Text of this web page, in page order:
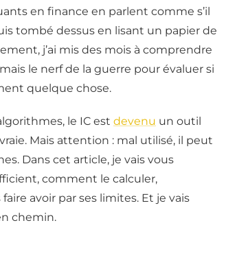
en finance en parlent comme s’il
tombé dessus en lisant un papier de
j’ai mis des mois à comprendre
le nerf de la guerre pour évaluer si
quelque chose.
le IC est devenu un outil
Mais attention : mal utilisé, il peut
Dans cet article, je vais vous
comment le calculer,
avoir par ses limites. Et je vais
chemin.